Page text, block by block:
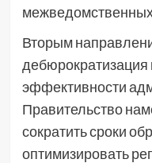
Вторым
эффективности
Правительство
сократить сроки
оптимизировать